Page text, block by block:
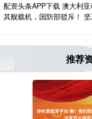
配资头条APP下载 澳大利
其舰载机，国防部驳斥！
推荐